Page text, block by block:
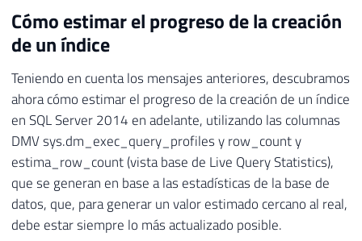
Cómo estimar el progreso de la creación
de un índice
Teniendo en cuenta los mensajes anteriores, descubramos
ahora cómo estimar el progreso de la creación de un índice
en SQL Server 2014 en adelante, utilizando las columnas
DMV sys.dm_exec_query_profiles y row_count y
estima_row_count (vista base de Live Query Statistics),
que se generan en base a las estadísticas de la base de
datos, que, para generar un valor estimado cercano al real,
debe estar siempre lo más actualizado posible.